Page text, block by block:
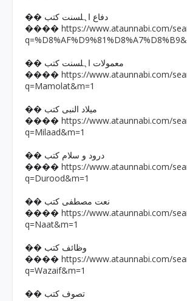
�� دفاع اہلسنت کتب
���� https://www.ataunnabi.com/
�� معمولات اہلسنت کتب
���� https://www.ataunnabi.com/
q=Mamolat&m=1
�� میلاد النبی کتب
���� https://www.ataunnabi.com/
q=Milaad&m=1
�� درود و سلام کتب
���� https://www.ataunnabi.com/
q=Durood&m=1
�� نعت مصطفی کتب
���� https://www.ataunnabi.com/
q=Naat&m=1
�� وظائف کتب
���� https://www.ataunnabi.com/
q=Wazaif&m=1
�� تصوف کتب